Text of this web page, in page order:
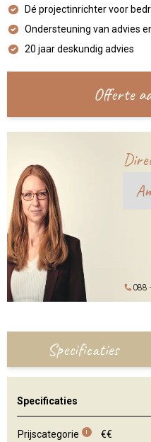
Dé projectinrichter voor
Ondersteuning van advies
20 jaar deskundig advies
Offerte
088
Specificaties
Specificaties
Prijscategorie i €€